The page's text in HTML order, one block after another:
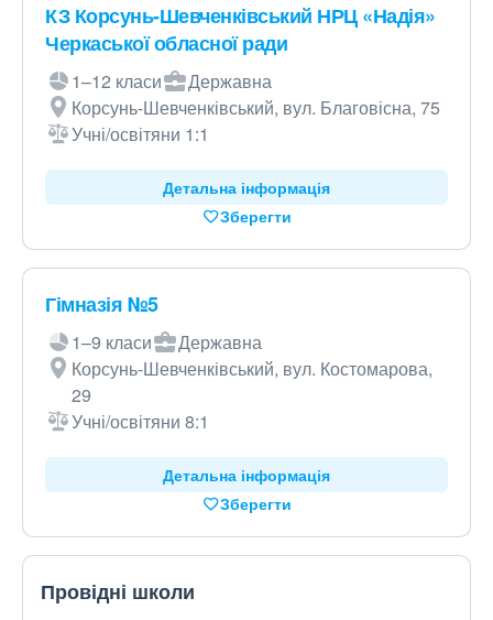
КЗ Корсунь-Шевченківський НРЦ «Надія»
Черкаської обласної ради
1–12 класи
Державна
Корсунь-Шевченківський, вул. Благовісна, 75
Учні/освітяни 1:1
Детальна інформація
Зберегти
Гімназія №5
1–9 класи
Державна
Корсунь-Шевченківський, вул. Костомарова,
29
Учні/освітяни 8:1
Детальна інформація
Зберегти
Провідні школи